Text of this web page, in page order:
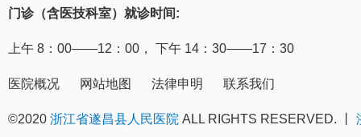
门诊（含医技科室）就诊时间:
上午 8：00——12：00， 下午 14：30——17：30
医院概况 网站地图 法律申明 联系我们
©2020 浙江省遂昌县人民医院 ALL RIGHTS RESERVED. 丨